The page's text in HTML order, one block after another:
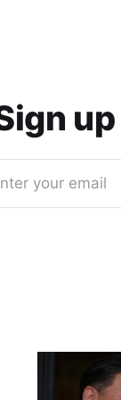
your email